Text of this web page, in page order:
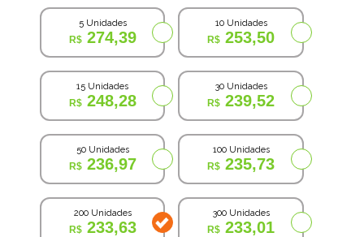
5 Unidades
274,39
10 Unidades
253,50
15 Unidades
248,28
30 Unidades
239,52
50 Unidades
236,97
100 Unidades
235,73
200 Unidades
233,63
300 Unidades
233,01